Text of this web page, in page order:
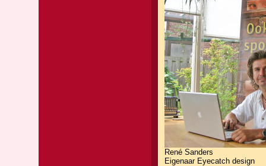
René Sanders
Eigenaar Eyecatch design